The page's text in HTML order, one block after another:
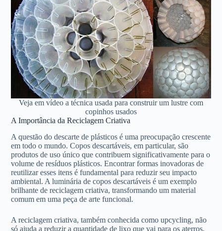
Veja em vídeo a técnica usada para construir um lustre com
copinhos usados
A Importância da Reciclagem Criativa
A questão do descarte de plásticos é uma preocupação crescente
em todo o mundo. Copos descartáveis, em particular, são
produtos de uso único que contribuem significativamente para o
volume de resíduos plásticos. Encontrar formas inovadoras de
reutilizar esses itens é fundamental para reduzir seu impacto
ambiental. A luminária de copos descartáveis é um exemplo
brilhante de reciclagem criativa, transformando um material
comum em uma peça de arte funcional.
A reciclagem criativa, também conhecida como upcycling, não
só ajuda a reduzir a quantidade de lixo que vai para os aterros,